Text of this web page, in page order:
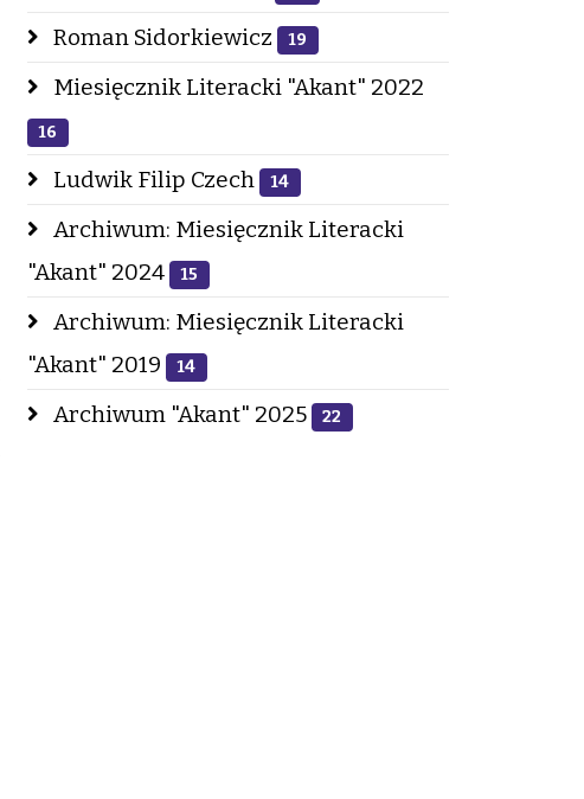
Roman Sidorkiewicz 19
Miesięcznik Literacki "Akant" 2022
16
Ludwik Filip Czech 14
Archiwum: Miesięcznik Literacki
"Akant" 2024
15
Archiwum: Miesięcznik Literacki
"Akant" 2019
14
Archiwum "Akant" 2025 22